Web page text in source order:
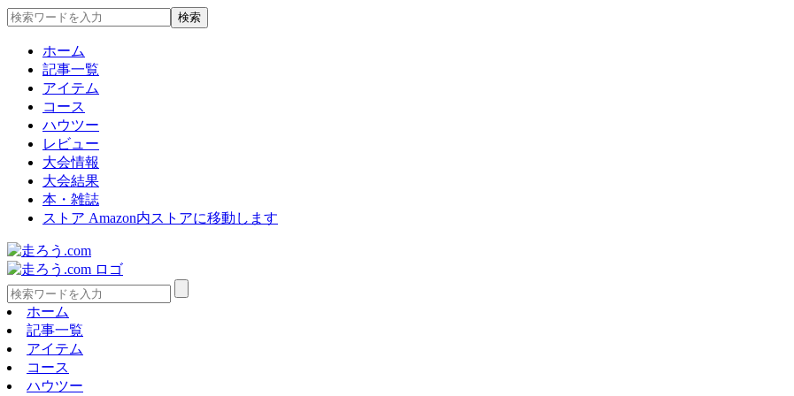
ホーム
記事一覧
アイテム
コース
ハウツー
レビュー
大会情報
大会結果
本・雑誌
ストア Amazon内ストアに移動します
ホーム
記事一覧
アイテム
コース
ハウツー